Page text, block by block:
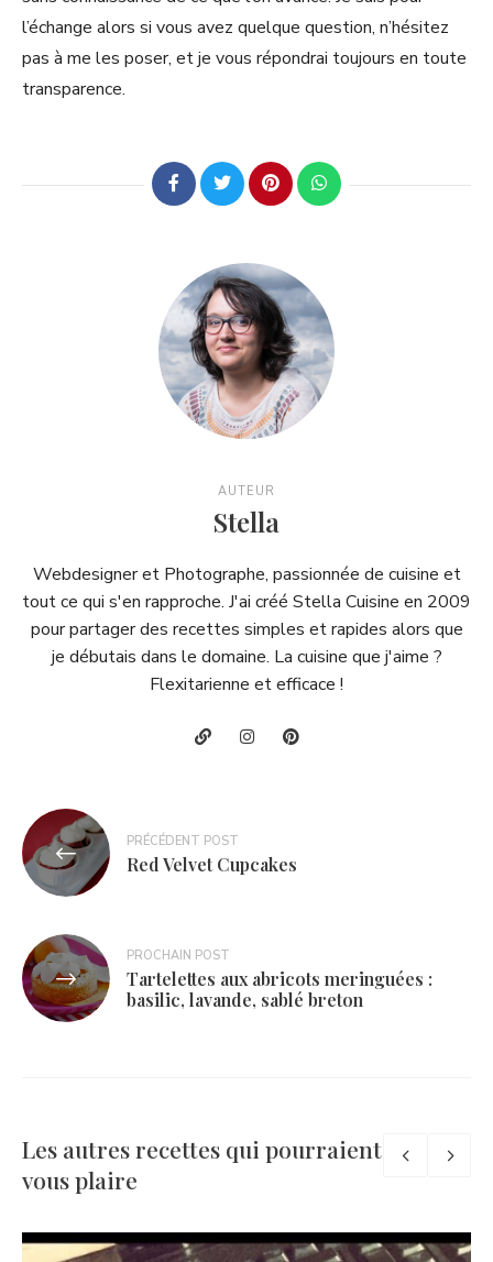
l’échange alors si vous avez quelque question, n’hésitez
pas à me les poser, et je vous répondrai toujours en toute
transparence.
AUTEUR
Stella
Webdesigner et Photographe, passionnée de cuisine et
tout ce qui s'en rapproche. J'ai créé Stella Cuisine en 2009
pour partager des recettes simples et rapides alors que
je débutais dans le domaine. La cuisine que j'aime ?
Flexitarienne et efficace !
Navigation
de
l’article
PRÉCÉDENT POST
Red Velvet Cupcakes
PROCHAIN POST
Tartelettes aux abricots meringuées :
basilic, lavande, sablé breton
Les autres recettes qui pourraient
vous plaire